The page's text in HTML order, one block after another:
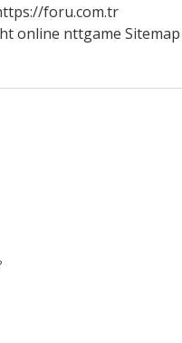
foru.com.tr
online nttgame Sitemap